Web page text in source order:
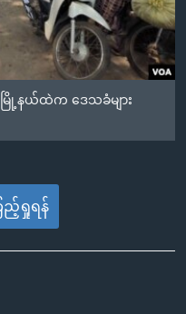
မြို့နယ်ထဲက ဒေသခံများ
ည့်ရှုရန်